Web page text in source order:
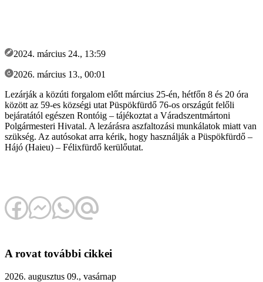
2024. március 24., 13:59
2026. március 13., 00:01
Lezárják a közúti forgalom előtt március 25-én, hétfőn 8 és 20 óra
között az 59-es községi utat Püspökfürdő 76-os országút felőli
bejáratától egészen Rontóig – tájékoztat a Váradszentmártoni
Polgármesteri Hivatal. A lezárásra aszfaltozási munkálatok miatt van
szükség. Az autósokat arra kérik, hogy használják a Püspökfürdő –
Hájó (Haieu) – Félixfürdő kerülőutat.
A rovat további cikkei
2026. augusztus 09., vasárnap